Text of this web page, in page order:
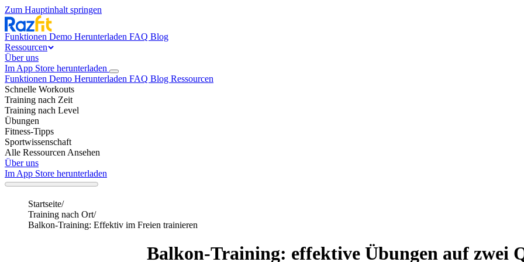
Zum Hauptinhalt springen
Funktionen Demo Herunterladen FAQ Blog
Ressourcen
Über uns
Im App Store herunterladen
Funktionen Demo Herunterladen FAQ Blog Ressourcen
Schnelle Workouts
Training nach Zeit
Training nach Level
Übungen
Fitness-Tipps
Sportwissenschaft
Alle Ressourcen Ansehen
Über uns
Im App Store herunterladen
Startseite/
Training nach Ort/
Balkon-Training: Effektiv im Freien trainieren
Balkon-Training: effektive Übungen auf zwei